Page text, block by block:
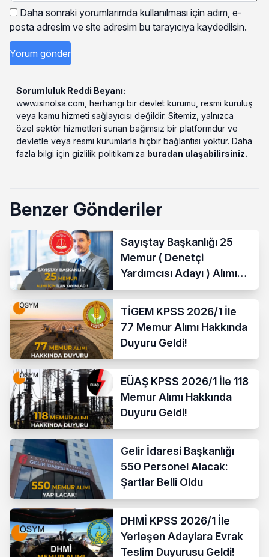
Daha sonraki yorumlarımda kullanılması için adım, e-
posta adresim ve site adresim bu tarayıcıya kaydedilsin.
Sorumluluk Reddi Beyanı:
www.isinolsa.com, herhangi bir devlet kurumu, resmi kuruluş
veya kamu hizmeti sağlayıcısı değildir. Sitemiz, yalnızca
özel sektör hizmetleri sunan bağımsız bir platformdur ve
devletle veya resmi kurumlarla hiçbir bağlantısı yoktur. Daha
fazla bilgi için gizlilik politikamıza buradan ulaşabilirsiniz.
Benzer Gönderiler
Sayıştay Başkanlığı 25
Memur ( Denetçi
Yardımcısı Adayı ) Alımı
Yapacak
TİGEM KPSS 2026/1 İle
77 Memur Alımı Hakkında
Duyuru Geldi!
EÜAŞ KPSS 2026/1 İle 118
Memur Alımı Hakkında
Duyuru Geldi!
Gelir İdaresi Başkanlığı
550 Personel Alacak:
Şartlar Belli Oldu
DHMİ KPSS 2026/1 İle
Yerleşen Adaylara Evrak
Teslim Duyurusu Geldi!